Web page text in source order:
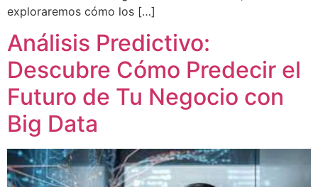
exploraremos cómo los […]
Análisis Predictivo:
Descubre Cómo Predecir el
Futuro de Tu Negocio con
Big Data